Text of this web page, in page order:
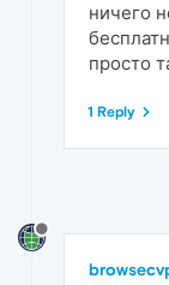
ничего
просто
1 Reply